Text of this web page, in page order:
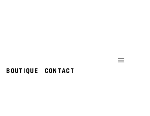
BOUTIQUE CONTACT